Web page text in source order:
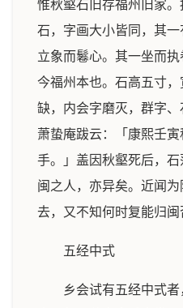
惟秋壑石旧存福州旧家
石，字画大小皆同，其
立象而鬈心。其一坐而
今福州本也。石高五寸
缺，内会字磨灭，群字、
萧蛰庵跋云：「康熙壬
手。」盖因秋壑死后，
闽之人，亦异矣。近闻
去，又不知何时复能归闽
五经中式
乡会试有五经中式